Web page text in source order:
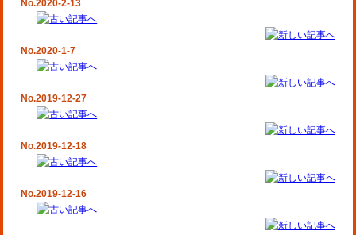
No.2020-2-13
No.2020-1-7
No.2019-12-27
No.2019-12-18
No.2019-12-16